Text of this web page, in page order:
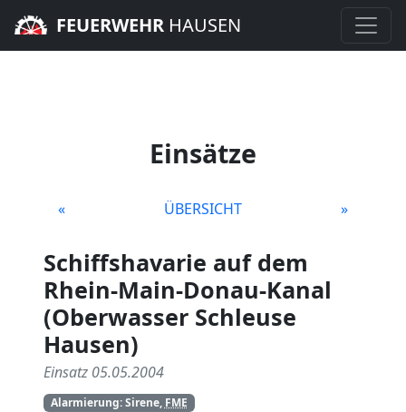
FEUERWEHRHAUSEN
Einsätze
« ÜBERSICHT »
Schiffshavarie auf dem
Rhein-Main-Donau-Kanal
(Oberwasser Schleuse
Hausen)
Einsatz 05.05.2004
Alarmierung: Sirene, FME